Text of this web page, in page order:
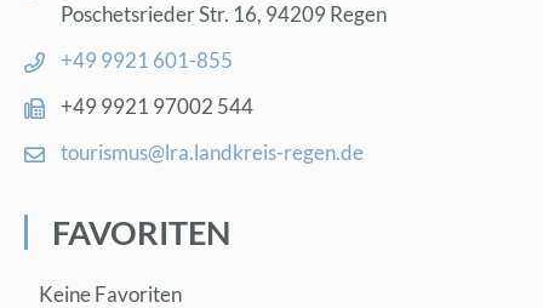
Po­sche­ts­rie­der Str. 16, 94209 Re­gen
+49 9921 601-855
+49 9921 97002 544
tou­ris­mus@​lra.​landkreis-re­gen.de
FA­VO­RI­TEN
Keine Favoriten